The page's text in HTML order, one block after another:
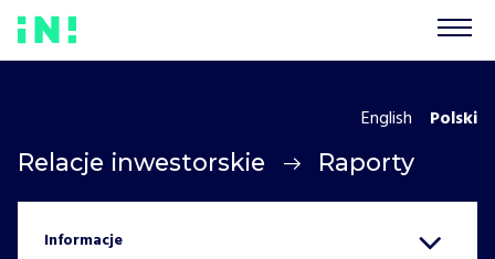
Relacje inwestorskie Raporty
English Polski